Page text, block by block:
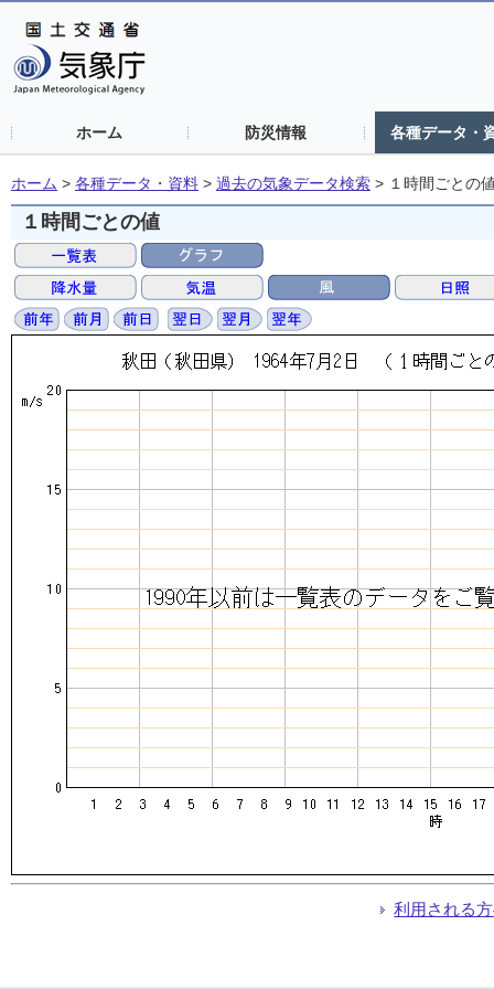
ホーム 防災情報 各種データ・
ホーム > 各種データ・資料 > 過去の気象データ検索 > １時間ごとの
１時間ごとの値
利用される